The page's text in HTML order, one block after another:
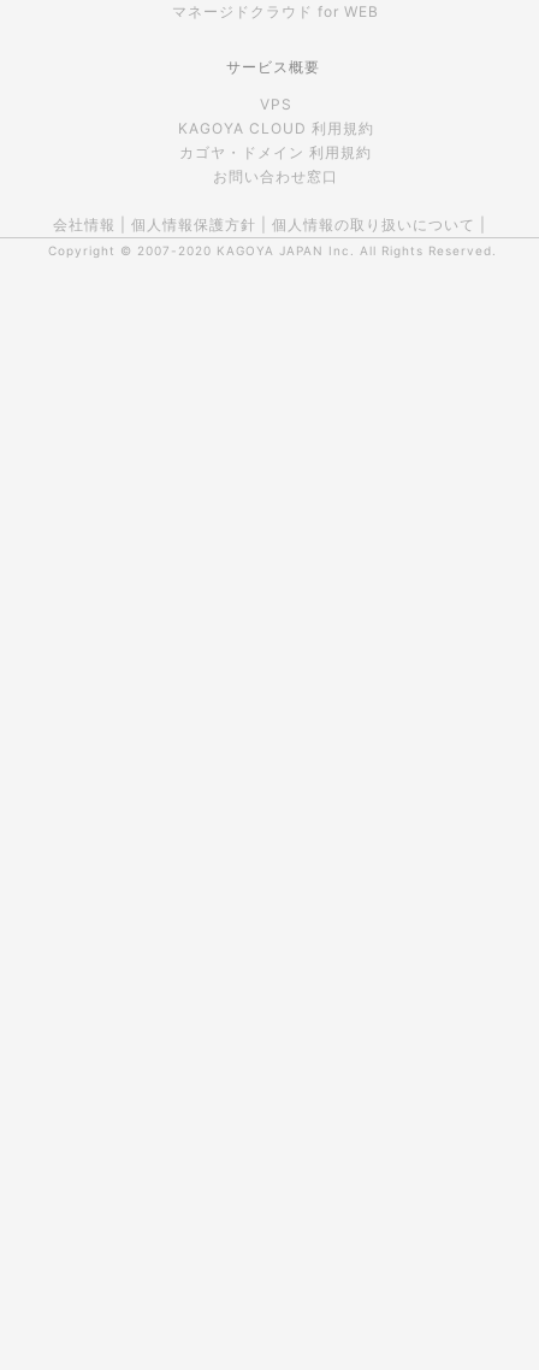
マネージドクラウド for WEB
サービス概要
VPS
KAGOYA CLOUD 利用規約
カゴヤ・ドメイン 利用規約
お問い合わせ窓口
会社情報 個人情報保護方針 個人情報の取り扱いについて
Copyright © 2007-2020 KAGOYA JAPAN Inc. All Rights Reserved.